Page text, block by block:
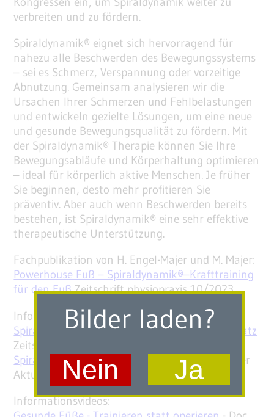
Bilder laden?
Nein Ja
verbreiten und zu fördern.
Spiraldynamik® eignet sich hervorragend für
nahezu alle Beschwerden des Bewegungssystems
– sei es Schmerz, Verspannung oder vorzeitige
Abnutzung. Gemeinsam analysieren wir die
Ursachen Ihrer Schmerzen und Fehlbelastungen
und entwickeln gezielte Lösungen, um eine neue
und gesunde Bewegungsqualität zu fördern. Mit
der Spiraldynamik® Therapie können Sie Ihre
Bewegungsabläufe und Körperhaltung optimieren
– ideal für körperlich aktive Menschen. Je früher
Sie beginnen, desto mehr profitieren Sie
präventiv. Aber auch wenn Beschwerden bereits
bestehen, ist Spiraldynamik® eine sehr effektive
therapeutische Unterstützung.
Fachpublikation von H. Engel-Majer und M. Majer:
Powerhouse Fuß – Spiraldynamik®–Krafttraining
für den FußZeitschrift physiopraxis 10/2023.
Informationsartikel:
Spiraldynamik® - Alle Knochen am richtigen Platz
Zeitschrift IFK Magazin 09/2020.
Spiraldynamik® als lebendige Anatomie
Werther
Aktuell 06/2015
Informationsvideos: